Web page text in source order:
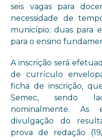
seis vagas para
necessidade de
município; duas para
para o ensino
A inscrição será
de currículo
ficha de inscrição,
Semec, sendo
nominalmente. As
divulgação do
prova de redação